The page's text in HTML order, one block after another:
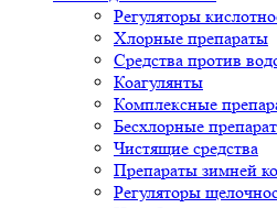
Регуляторы
Хлорные препараты
Средства против
Коагулянты
Комплексные
Бесхлорные
Чистящие средства
Препараты зимней
Регуляторы